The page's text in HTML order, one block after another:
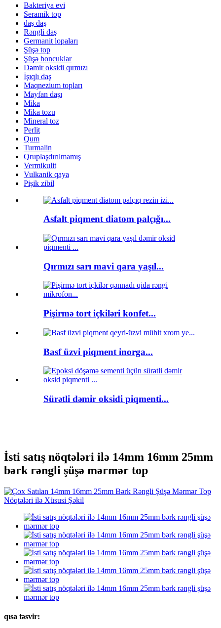
Bakteriya evi
Seramik top
daş daş
Rəngli daş
Germanit lopaları
Şüşə top
Şüşə boncuklar
Dəmir oksidi qırmızı
İşıqlı daş
Maqnezium topları
Mayfan daşı
Mika
Mika tozu
Mineral toz
Perlit
Qum
Turmalin
Qruplaşdırılmamış
Vermikulit
Vulkanik qaya
Pişik zibil
Asfalt piqment diatom palçığı...
Qırmızı sarı mavi qara yaşıl...
Pişirmə tort içkiləri konfet...
Basf üzvi piqment inorga...
Sürətli dəmir oksidi piqmenti...
İsti satış nöqtələri ilə 14mm 16mm 25mm
bərk rəngli şüşə mərmər top
qısa təsvir: